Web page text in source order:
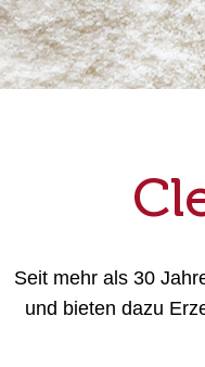
geröstete
Herstellung
Seit mehr als 30
und bieten dazu